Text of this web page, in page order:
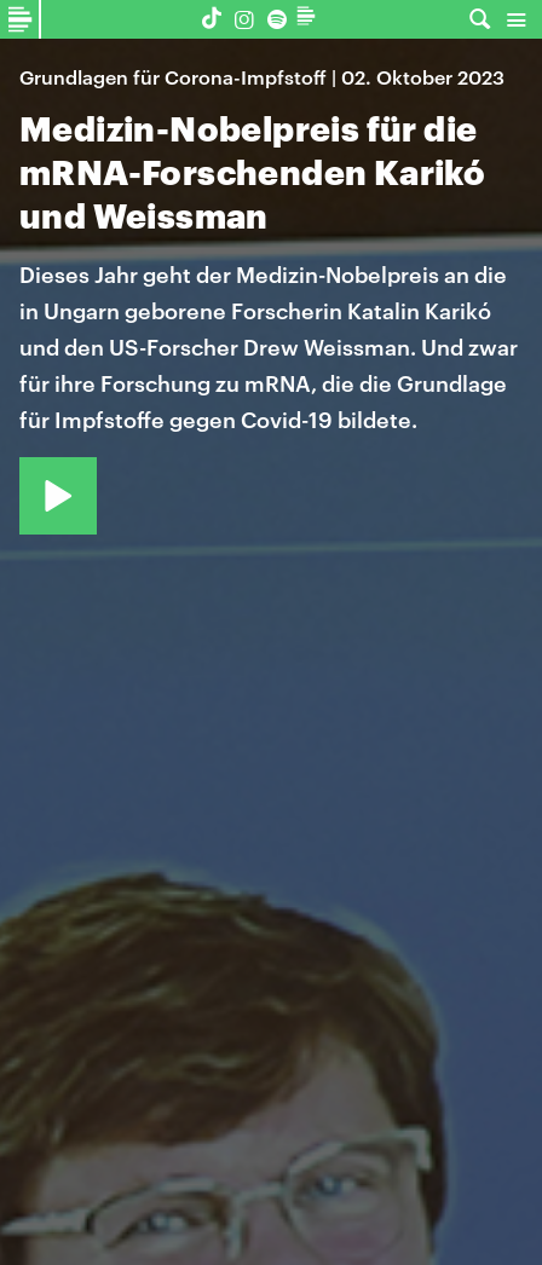
Grundlagen für Corona-Impfstoff | 02. Oktober 2023
Medizin-Nobelpreis für die
mRNA-Forschenden Karikó
und Weissman
Dieses Jahr geht der Medizin-Nobelpreis an die
in Ungarn geborene Forscherin Katalin Karikó
und den US-Forscher Drew Weissman. Und zwar
für ihre Forschung zu mRNA, die die Grundlage
für Impfstoffe gegen Covid-19 bildete.